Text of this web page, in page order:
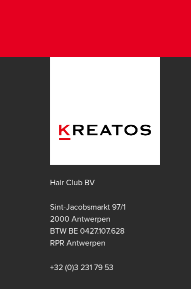
Hair Club BV
Sint-Jacobsmarkt 97/1
2000 Antwerpen
BTW BE 0427.107.628
RPR Antwerpen
+32 (0)3 231 79 53
Apple store